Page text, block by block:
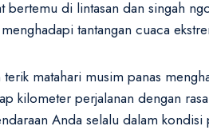
bertemu di lintasan dan singah
tantangan cuaca
terik matahari musim panas
kilometer perjalanan dengan
Anda selalu dalam kondisi